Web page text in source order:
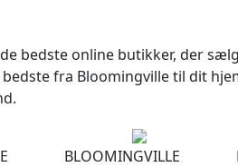
bedste online butikker, der
fra Bloomingville til dit
BLOOMINGVILLE